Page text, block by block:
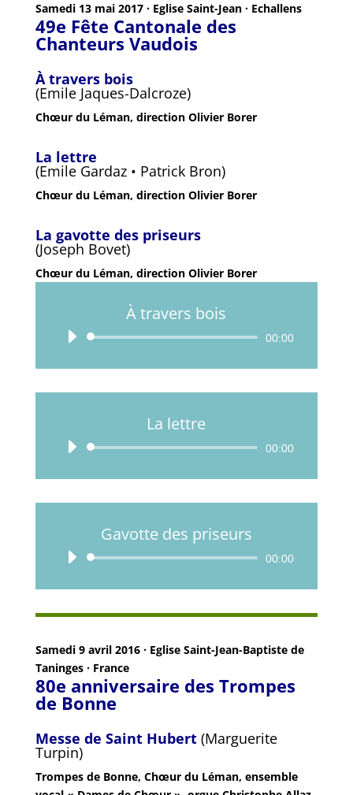
Samedi 13 mai 2017 · Eglise Saint-Jean · Echallens
49e Fête Cantonale des
Chanteurs Vaudois
À travers bois
(Emile Jaques-Dalcroze)
Chœur du Léman, direction Olivier Borer
La lettre
(Emile Gardaz • Patrick Bron)
Chœur du Léman, direction Olivier Borer
La gavotte des priseurs
(Joseph Bovet)
Chœur du Léman, direction Olivier Borer
À travers bois
Lecteur
00:00
La lettre
Lecteur
00:00
Gavotte des priseurs
Lecteur
00:00
Samedi 9 avril 2016 · Eglise Saint-Jean-Baptiste de
Taninges · France
80e anniversaire des Trompes
de Bonne
Messe de Saint Hubert(Marguerite
Turpin)
Trompes de Bonne, Chœur du Léman, ensemble